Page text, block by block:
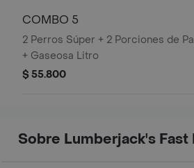
COMBO 5
2 Perros Súper + 2 Porciones de
+ Gaseosa Litro
$ 55.800
Sobre Lumberjack's Fast